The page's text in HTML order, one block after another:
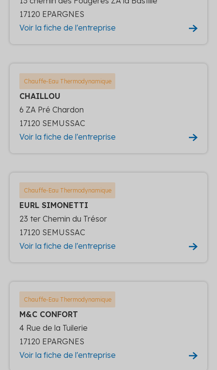
17120 EPARGNES
Voir la fiche de l'entreprise
Chauffe-Eau Thermodynamique
CHAILLOU
6 ZA Pré Chardon
17120 SEMUSSAC
Voir la fiche de l'entreprise
Chauffe-Eau Thermodynamique
EURL SIMONETTI
23 ter Chemin du Trésor
17120 SEMUSSAC
Voir la fiche de l'entreprise
Chauffe-Eau Thermodynamique
M&C CONFORT
4 Rue de la Tuilerie
17120 EPARGNES
Voir la fiche de l'entreprise